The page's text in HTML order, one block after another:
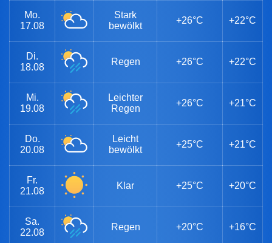
Mo.
17.08
Stark
bewölkt
+26°C +22°C
Di.
18.08
Regen +26°C +22°C
Mi.
19.08
Leichter
Regen
+26°C +21°C
Do.
20.08
Leicht
bewölkt
+25°C +21°C
Fr.
21.08
Klar +25°C +20°C
Sa.
22.08
Regen +20°C +16°C